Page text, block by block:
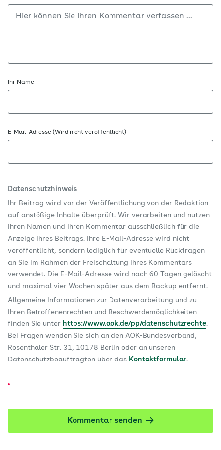
Ihr Name
E-Mail-Adresse (Wird nicht veröffentlicht)
Datenschutzhinweis
Ihr Beitrag wird vor der Veröffentlichung von der Redaktion
auf anstößige Inhalte überprüft. Wir verarbeiten und nutzen
Ihren Namen und Ihren Kommentar ausschließlich für die
Anzeige Ihres Beitrags. Ihre E-Mail-Adresse wird nicht
veröffentlicht, sondern lediglich für eventuelle Rückfragen
an Sie im Rahmen der Freischaltung Ihres Kommentars
verwendet. Die E-Mail-Adresse wird nach 60 Tagen gelöscht
und maximal vier Wochen später aus dem Backup entfernt.
Allgemeine Informationen zur Datenverarbeitung und zu
Ihren Betroffenenrechten und Beschwerdemöglichkeiten
finden Sie unter https://www.aok.de/pp/datenschutzrechte.
Bei Fragen wenden Sie sich an den AOK-Bundesverband,
Rosenthaler Str. 31, 10178 Berlin oder an unseren
Datenschutzbeauftragten über das Kontaktformular.
Kommentar senden